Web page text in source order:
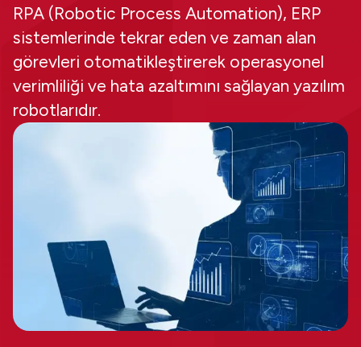
RPA (Robotic Process Automation), ERP
sistemlerinde tekrar eden ve zaman alan
görevleri otomatikleştirerek operasyonel
verimliliği ve hata azaltımını sağlayan yazılım
robotlarıdır.